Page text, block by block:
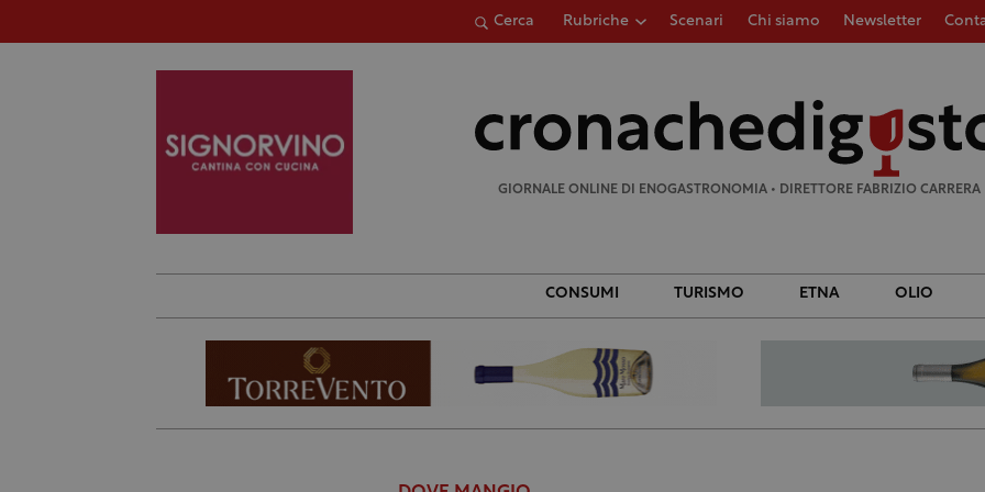
Cerca Rubriche Scenari Chi siamo Newsletter
GIORNALE ONLINE DI ENOGASTRONOMIA • DIRETTORE FABRIZIO CARRERA
CONSUMI TURISMO ETNA OLIO